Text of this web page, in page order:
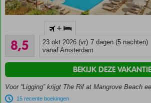
Een Curio
by Hilton
hotel
Splinternieuw
8,5
Aanrader
796
beoordelingen
+
23 okt 2026 (vr) 7 dagen (5 nachten)
vanaf Amsterdam
Voor “Ligging” krijgt The Rif at Mangrove Beach
15 recente boekingen
BEKIJK DEZE VAKANTIE